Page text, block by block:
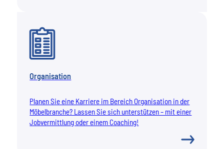
Organisation
Planen Sie eine Karriere im Bereich Organisation in der
Möbelbranche? Lassen Sie sich unterstützen – mit einer
Jobvermittlung oder einem Coaching!